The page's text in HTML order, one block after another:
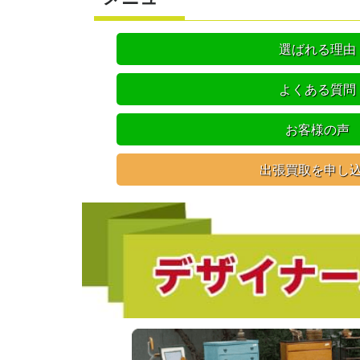
選ばれる理由
よくある質問
お客様の声
出張買取を申し